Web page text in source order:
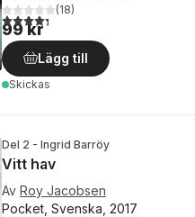
4,3utav 5 stjärnor. Totalt antal
(18)
99 kr
Lägg till
Skickas
Del 2 - Ingrid Barröy
Vitt hav
Av Roy Jacobsen
Pocket, Svenska, 2017